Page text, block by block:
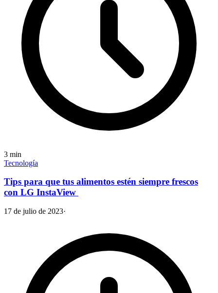
3 min
Tecnología
Tips para que tus alimentos estén siempre frescos
con LG InstaView
17 de julio de 2023·